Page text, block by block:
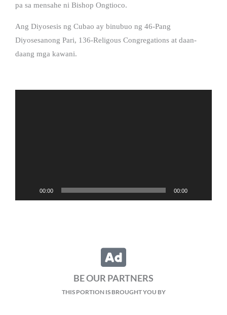
pa sa mensahe ni Bishop Ongtioco.
Ang Diyosesis ng Cubao ay binubuo ng 46-Pang
Diyosesanong Pari, 136-Religous Congregations at daan-
daang mga kawani.
00:00 00:00
BE OUR PARTNERS
THIS PORTION IS BROUGHT YOU BY